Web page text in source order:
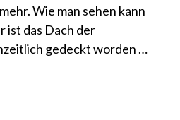
Wie man sehen kann
ist das Dach der
gedeckt worden …